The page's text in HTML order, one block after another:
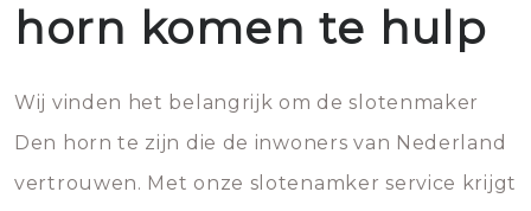
horn komen te hulp
Wij vinden het belangrijk om de slotenmaker
Den horn te zijn die de inwoners van Nederland
vertrouwen. Met onze slotenamker service krijgt